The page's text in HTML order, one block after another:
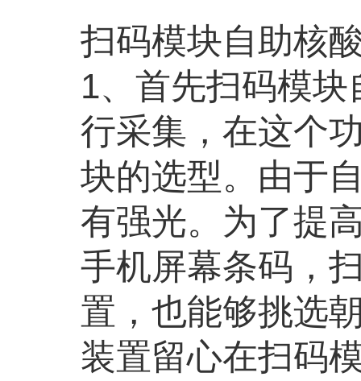
扫码模块自助核
1、首先扫码模
行采集，在这个
块的选型。由于
有强光。为了提
手机屏幕条码，
置，也能够挑选
装置留心在扫码